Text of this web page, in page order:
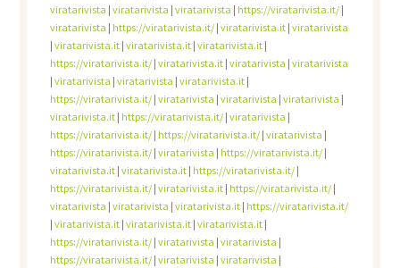
viratarivista | viratarivista | viratarivista | https://viratarivista.it/|
viratarivista | https://viratarivista.it/| viratarivista.it| viratarivista
| viratarivista.it| viratarivista.it| viratarivista.it|
https://viratarivista.it/| viratarivista.it| viratarivista | viratarivista
| viratarivista | viratarivista | viratarivista.it|
https://viratarivista.it/| viratarivista | viratarivista | viratarivista |
viratarivista.it| https://viratarivista.it/| viratarivista |
https://viratarivista.it/| https://viratarivista.it/| viratarivista |
https://viratarivista.it/| viratarivista | https://viratarivista.it/|
viratarivista.it| viratarivista.it| https://viratarivista.it/|
https://viratarivista.it/| viratarivista.it| https://viratarivista.it/|
viratarivista | viratarivista | viratarivista.it| https://viratarivista.it/
| viratarivista.it| viratarivista.it| viratarivista.it|
https://viratarivista.it/| viratarivista | viratarivista |
https://viratarivista.it/| viratarivista | viratarivista |